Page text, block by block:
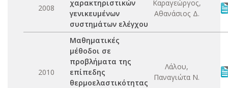
2008
χαρακτηριστικών
γενικευμένων
συστημάτων ελέγχου
Καραγεώργος,
Αθανάσιος Δ.
2010
Μαθηματικές
μέθοδοι σε
προβλήματα της
επίπεδης
θερμοελαστικότητας
Λάλου,
Παναγιώτα Ν.